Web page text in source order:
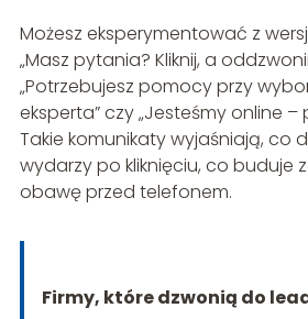
Możesz eksperymentować z
„Masz pytania? Kliknij, a
„Potrzebujesz pomocy przy
eksperta” czy „Jesteśmy online –
Takie komunikaty wyjaśniają, co
wydarzy po kliknięciu, co buduje
obawę przed telefonem.
Firmy, które dzwonią do